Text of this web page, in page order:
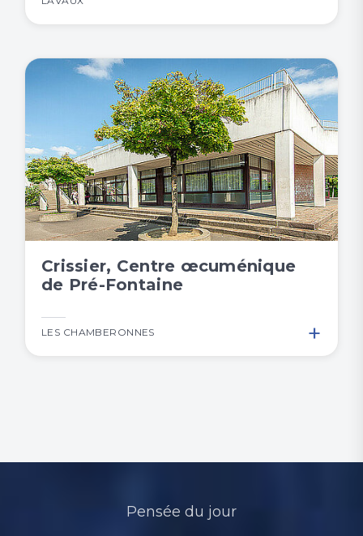
Crissier, Centre œcuménique
de Pré-Fontaine
LES CHAMBERONNES +
Pensée du jour